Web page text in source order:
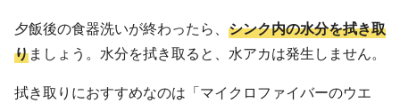
夕飯後の食器洗いが終わったら、 シンク内の水分を拭き取
りましょう。水分を拭き取ると、水アカは発生しません。
拭き取りにおすすめなのは「マイクロファイバーのウエ